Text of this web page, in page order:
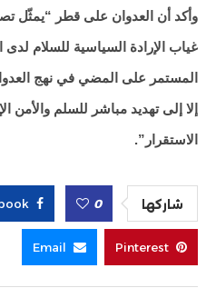
وأكد أن العدوان على قطر “يمثّل
غياب الإرادة السياسية للسلام
المستمر على المضي في نهج
إلا إلى تهديد مباشر للسلم
الاستقرار”.
شاركها 0
Pinterest
Email